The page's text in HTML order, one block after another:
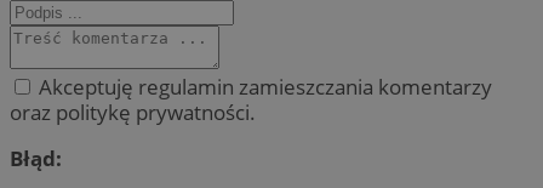
Akceptuję regulamin zamieszczania komentarzy
oraz politykę prywatności.
Błąd: